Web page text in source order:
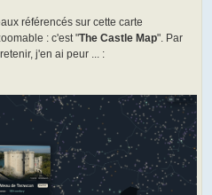
référencés sur cette carte
: c'est "The Castle Map". Par
j'en ai peur ... :